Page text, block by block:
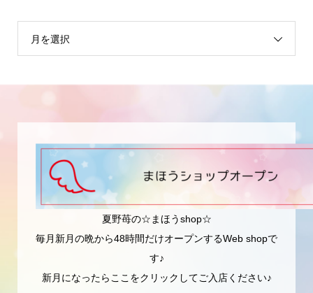
月を選択
夏野苺の☆まほうshop☆
毎月新月の晩から48時間だけオープンするWeb shopで
す♪
新月になったらここをクリックしてご入店ください♪